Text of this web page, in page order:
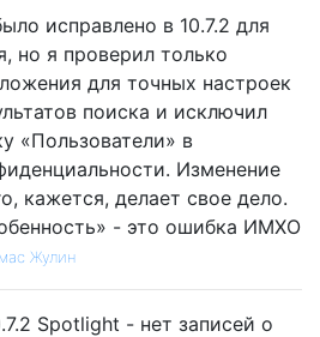
исправлено в 10.7.2 для
но я проверил только
для точных настроек
поиска и исключил
«Пользователи» в
Изменение
кажется, делает свое дело.
- это ошибка ИМХО
Жулин
Spotlight - нет записей о